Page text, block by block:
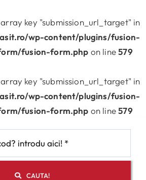
key "submission_url_target" in
wp-content/plugins/fusion-
fusion-form.php on line579
key "submission_url_target" in
wp-content/plugins/fusion-
fusion-form.php on line579
CAUTA!